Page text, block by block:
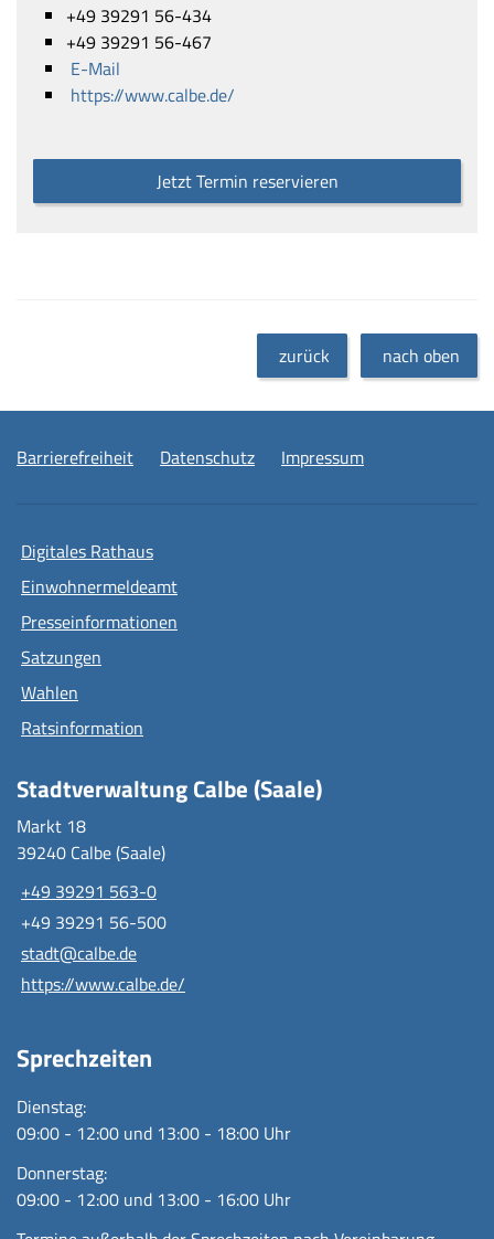
+49 39291 56-434
+49 39291 56-467
E-Mail
https://www.calbe.de/
Jetzt Termin reservieren
zurück nach oben
Barrierefreiheit Datenschutz Impressum
Digitales Rathaus
Einwohnermeldeamt
Presseinformationen
Satzungen
Wahlen
Ratsinformation
Stadtverwaltung Calbe (Saale)
Markt 18
39240 Calbe (Saale)
+49 39291 563-0
+49 39291 56-500
stadt@calbe.de
https://www.calbe.de/
Sprechzeiten
Dienstag:
09:00 - 12:00 und 13:00 - 18:00 Uhr
Donnerstag:
09:00 - 12:00 und 13:00 - 16:00 Uhr